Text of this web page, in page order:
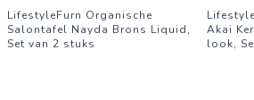
LifestyleFurn Organische
Salontafel Nayda Brons Liquid,
Set van 2 stuks
Akai
look,